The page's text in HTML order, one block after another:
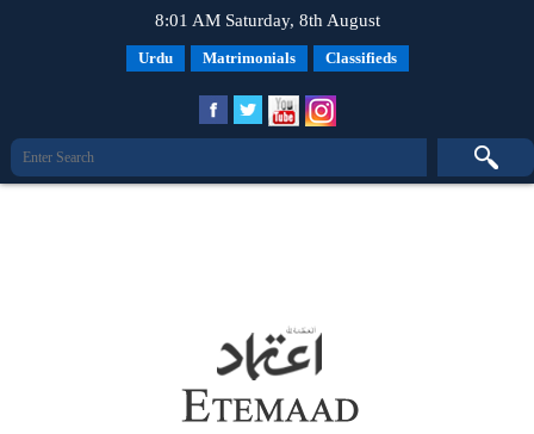
8:01 AM Saturday, 8th August
Urdu Matrimonials Classifieds